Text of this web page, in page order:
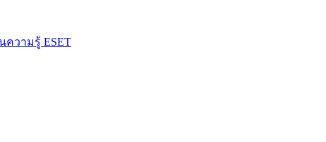
ความรู้ ESET